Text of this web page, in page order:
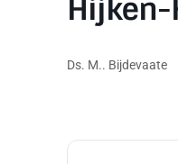
Hijken-
Ds. M.. Bijdevaate